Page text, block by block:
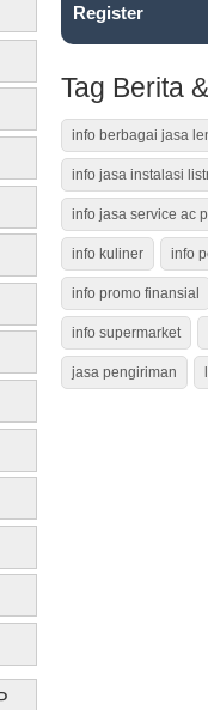
Register
Tag Berita
info berbagai jasa
info jasa instalasi
info jasa service ac
info kuliner info
info promo finansial
info supermarket
jasa pengiriman